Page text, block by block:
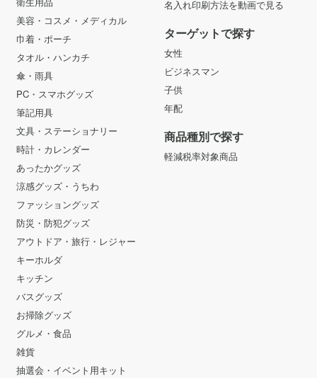
美容・コスメ・メディカル
巾着・ポーチ
タオル・ハンカチ
傘・雨具
PC・スマホグッズ
筆記用具
文具・ステーショナリー
時計・カレンダー
あったかグッズ
涼感グッズ・うちわ
ファッショングッズ
防災・防犯グッズ
アウトドア・旅行・レジャー
キーホルダ
キッチン
バスグッズ
お掃除グッズ
グルメ・食品
雑貨
抽選会・イベント用キット
名入れ印刷方法を動画で見る
ターゲットで探す
女性
ビジネスマン
子供
年配
商品種別で探す
軽減税率対象商品